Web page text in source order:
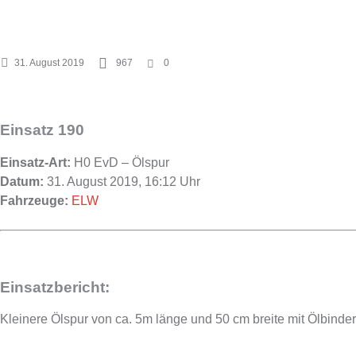
31. August 2019
967 0
Einsatz 190
Einsatz-Art: H0 EvD – Ölspur
Datum: 31. August 2019, 16:12 Uhr
Fahrzeuge: ELW
Einsatzbericht:
Kleinere Ölspur von ca. 5m länge und 50 cm breite mit